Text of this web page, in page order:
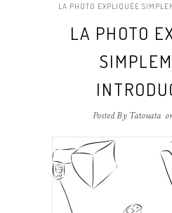
LA PHOTO EXPLIQUÉE
LA PHOTO
Posted By Tatouata